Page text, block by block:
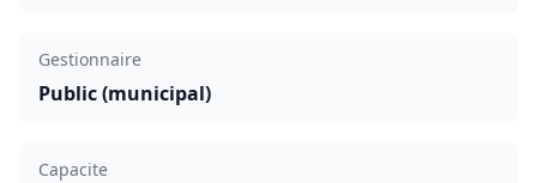
Gestionnaire
Public (municipal)
Capacite